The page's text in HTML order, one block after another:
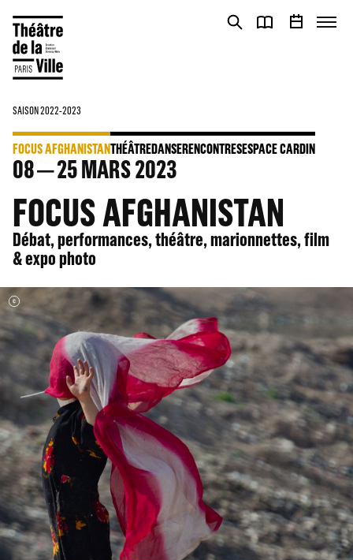
SAISON 2022-2023
FOCUS AFGHANISTANTHÉÂTREDANSERENCONTRESESPACE CARDIN
08 25MARS 2023
FOCUS AFGHANISTAN
Débat, performances, théâtre, marionnettes, film
& expo photo